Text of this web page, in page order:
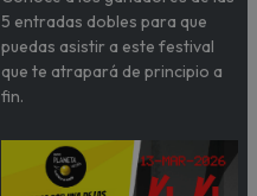
5 entradas dobles para que
puedas asistir a este festival
que te atrapará de principio a
fin.